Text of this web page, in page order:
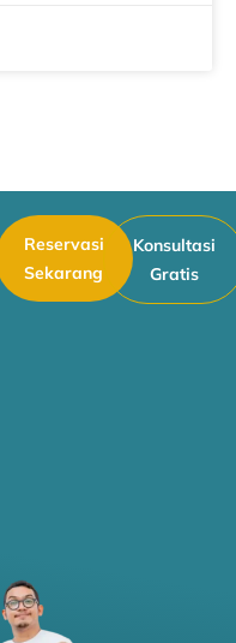
Reservasi
Sekarang
Konsultasi
Gratis